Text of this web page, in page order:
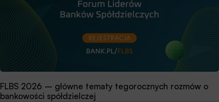
FLBS 2026 – główne tematy tegorocznych rozmów o
bankowości spółdzielczej